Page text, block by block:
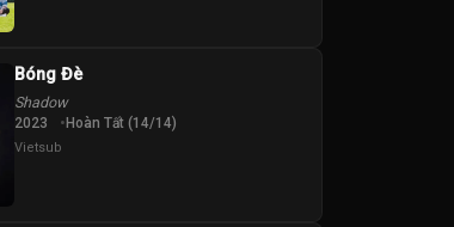
Bóng Đè
Shadow
2023 Hoàn Tất (14/14)
Vietsub